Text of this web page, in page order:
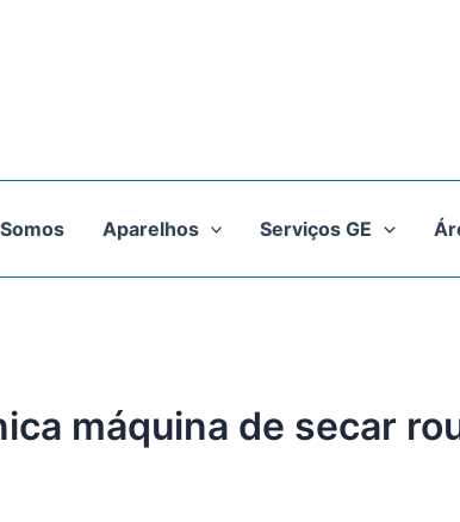
Aparelhos Serviços GE
máquina de secar